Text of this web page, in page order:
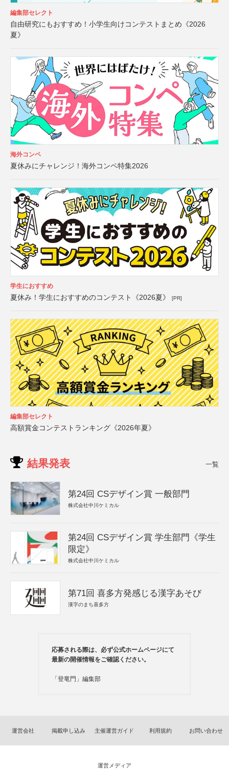
編集部セレクト
自由研究にもおすすめ！小学生向けコンテストまとめ《2026
夏》
海外コンペ
夏休みにチャレンジ！海外コンペ特集2026
学生におすすめ
夏休み！学生におすすめのコンテスト《2026夏》 [PR]
編集部セレクト
高額賞金コンテストランキング《2026年夏》
結果発表 一覧
第24回 CSデザイン賞 一般部門
株式会社中川ケミカル
第24回 CSデザイン賞 学生部門《学生
限定》
株式会社中川ケミカル
第71回 喜多方発感じる漢字あそび
漢字のまち喜多方
応募される際は、必ず公式ホームページにて
最新の開催情報をご確認ください。
「登竜門」編集部
運営会社 掲載申し込み 主催運営ガイド 利用規約 お問い合わせ
運営メディア